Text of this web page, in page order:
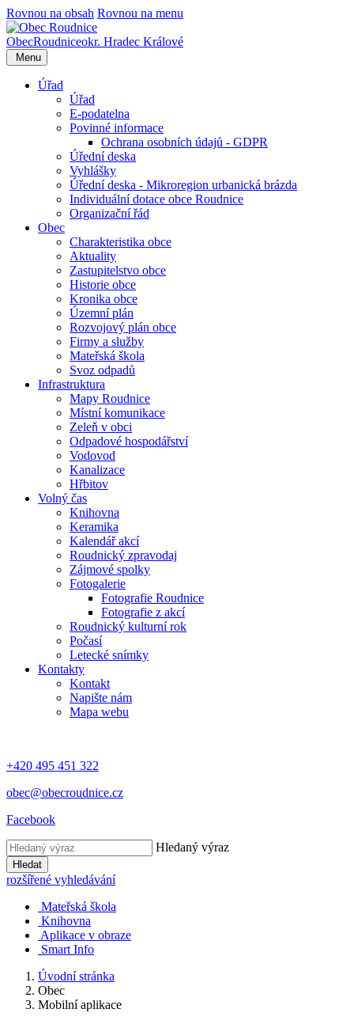
Rovnou na obsah Rovnou na menu
ObecRoudniceokr. Hradec Králové
Menu
Úřad
Úřad
E-podatelna
Povinné informace
Ochrana osobních údajů - GDPR
Úřední deska
Vyhlášky
Úřední deska - Mikroregion urbanická brázda
Individuální dotace obce Roudnice
Organizační řád
Obec
Charakteristika obce
Aktuality
Zastupitelstvo obce
Historie obce
Kronika obce
Územní plán
Rozvojový plán obce
Firmy a služby
Mateřská škola
Svoz odpadů
Infrastruktura
Mapy Roudnice
Místní komunikace
Zeleň v obci
Odpadové hospodářství
Vodovod
Kanalizace
Hřbitov
Volný čas
Knihovna
Keramika
Kalendář akcí
Roudnický zpravodaj
Zájmové spolky
Fotogalerie
Fotografie Roudnice
Fotografie z akcí
Roudnický kulturní rok
Počasí
Letecké snímky
Kontakty
Kontakt
Napište nám
Mapa webu
+420 495 451 322
obec@obecroudnice.cz
Facebook
Hledaný výraz
Hledat
rozšířené vyhledávání
Mateřská škola
Knihovna
Aplikace v obraze
Smart Info
Úvodní stránka
Obec
Mobilní aplikace